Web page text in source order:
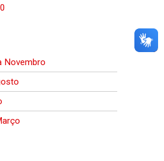
Novembro